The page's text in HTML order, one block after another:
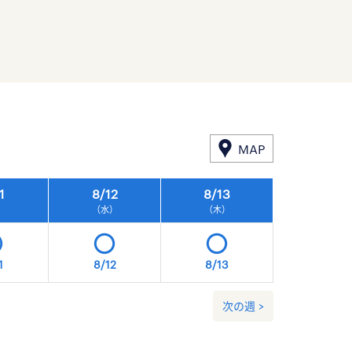
MAP
8/12
（水）
8/13
（木）
8/12 8/13
次の週 >